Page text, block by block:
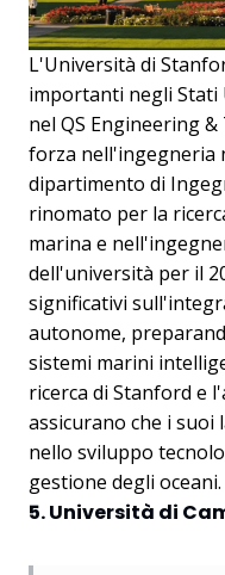
L'Università di
importanti negli Stati
nel QS Engineering
forza nell'ingegneria
dipartimento di
rinomato per la
marina e
dell'università per il
significativi
autonome,
sistemi marini
ricerca di Stanford e
assicurano che i
nello sviluppo
gestione degli oceani.
5. Università di